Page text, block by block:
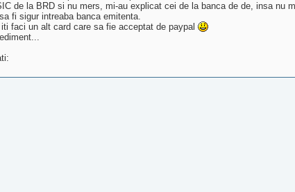
de la BRD si nu mers, mi-au explicat cei de la banca de de, insa nu
fi sigur intreaba banca emitenta.
faci un alt card care sa fie acceptat de paypal